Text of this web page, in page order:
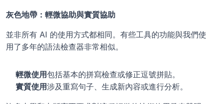
灰色地帶：輕微協助與實質協助
並非所有 AI 的使用方式都相同。有些工具的功能與我們使
用了多年的語法檢查器非常相似。
輕微使用包括基本的拼寫檢查或修正逗號拼貼。
實質使用涉及重寫句子、生成新內容或進行分析。